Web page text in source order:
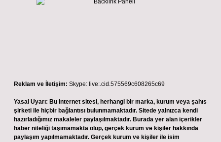
Reklam ve İletişim: Skype: live:.cid.575569c608265c69
Yasal Uyarı: Bu internet sitesi, herhangi bir marka, kurum veya şahıs
şirketi ile hiçbir bağlantısı bulunmamaktadır. Sitede yalnızca kendi
hazırladığımız makaleler paylaşılmaktadır. Burada yer alan içerikler
haber niteliği taşımamakta olup, gerçek kurum ve kişiler hakkında
paylaşım yapılmamaktadır. Gerçek kurum ve kişiler ile isim